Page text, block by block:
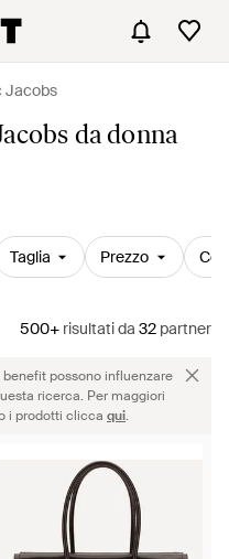
Jacobs
da donna
Taglia Prezzo
500+ risultatida 32 partner
possono influenzare
ricerca. Per maggiori
i prodotti clicca qui.